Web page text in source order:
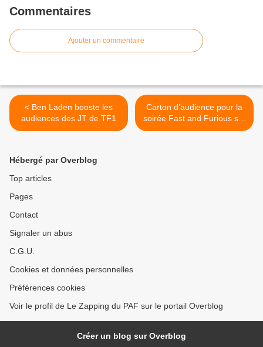
Commentaires
Ajouter un commentaire
< Ben Laden booste les
audiences des JT de TF1
Carton d’audience pour la
soirée Fast and Furious sur
NRJ12 ! >
Hébergé par Overblog
Top articles
Pages
Contact
Signaler un abus
C.G.U.
Cookies et données personnelles
Préférences cookies
Voir le profil de Le Zapping du PAF sur le portail Overblog
Créer un blog sur Overblog